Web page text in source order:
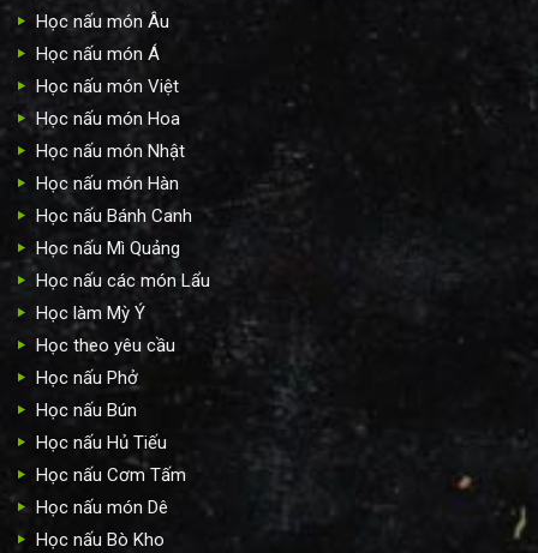
Học nấu món Âu
Học nấu món Á
Học nấu món Việt
Học nấu món Hoa
Học nấu món Nhật
Học nấu món Hàn
Học nấu Bánh Canh
Học nấu Mì Quảng
Học nấu các món Lẩu
Học làm Mỳ Ý
Học theo yêu cầu
Học nấu Phở
Học nấu Bún
Học nấu Hủ Tiếu
Học nấu Cơm Tấm
Học nấu món Dê
Học nấu Bò Kho